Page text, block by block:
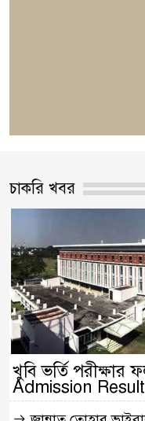
চাকরি খবর
খুবি ভর্তি
Admission